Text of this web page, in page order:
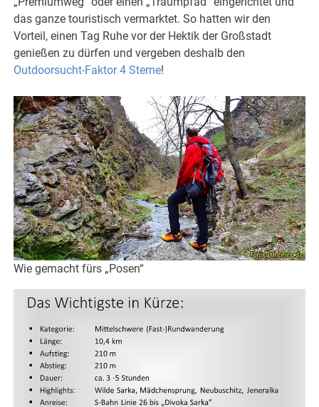
das ganze touristisch vermarktet. So hatten wir den
Vorteil, einen Tag Ruhe vor der Hektik der Großstadt
genießen zu dürfen und vergeben deshalb den
Outdoorsucht-Faktor 4 Sterne!
Wie gemacht fürs „Posen“